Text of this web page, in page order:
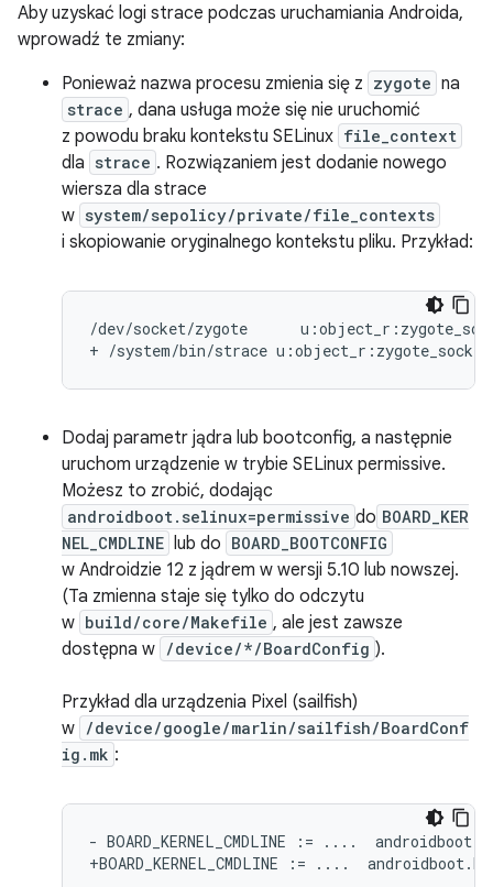
Aby uzyskać logi strace podczas uruchamiania Androida,
wprowadź te zmiany:
Ponieważ nazwa procesu zmienia się z zygote na
strace , dana usługa może się nie uruchomić
z powodu braku kontekstu SELinux file_context
dla strace . Rozwiązaniem jest dodanie nowego
wiersza dla strace
w system/sepolicy/private/file_contexts
i skopiowanie oryginalnego kontekstu pliku. Przykład:
/dev/socket/zygote
Dodaj parametr jądra lub bootconfig, a następnie
uruchom urządzenie w trybie SELinux permissive.
Możesz to zrobić, dodając
androidboot.selinux=permissive do BOARD_KER
NEL_CMDLINE lub do BOARD_BOOTCONFIG
w Androidzie 12 z jądrem w wersji 5.10 lub nowszej.
(Ta zmienna staje się tylko do odczytu
w build/core/Makefile , ale jest zawsze
dostępna w /device/*/BoardConfig ).
Przykład dla urządzenia Pixel (sailfish)
w /device/google/marlin/sailfish/BoardConf
ig.mk :
- BOARD_KERNEL_CMDLINE := ....